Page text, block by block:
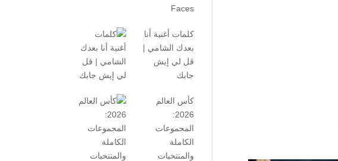
Faces
كلمات أغنية أنا
بعدك الشامي |
قل لي إيش
جابك
كأس العالم
2026:
المجموعات
الكاملة
والمنتخبات